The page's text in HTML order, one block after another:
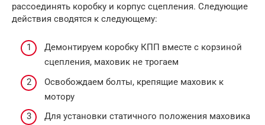
рассоединять коробку и корпус сцепления. Следующие
действия сводятся к следующему:
Демонтируем коробку КПП вместе с корзиной
сцепления, маховик не трогаем
Освобождаем болты, крепящие маховик к
мотору
Для установки статичного положения маховика